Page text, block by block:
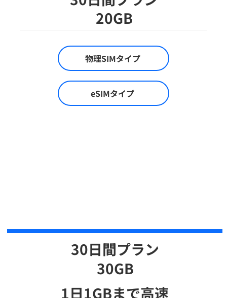
​20GB
物理SIMタイプ
eSIMタイプ
30日間プラン
​30GB
1日1GBまで高速